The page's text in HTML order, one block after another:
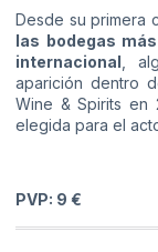
Desde su primera
las bodegas
internacional,
aparición dentro
Wine & Spirits en
elegida para el
PVP: 9 €